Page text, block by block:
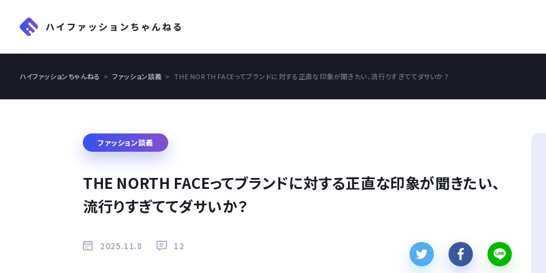
ハイファッションちゃんねる ファッション談義 THE NORTH FACEってブランドに対する正直な印象が聞きたい、流行りすぎててダサいか？
ファッション談義
THE NORTH FACEってブランドに対する正直な印象が聞きたい、
流行りすぎててダサいか？
2025.11.8 12